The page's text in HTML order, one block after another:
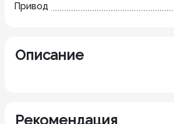
Привод
Описание
Рекомендация